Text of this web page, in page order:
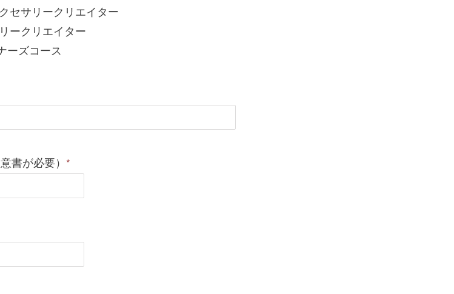
セサリークリエイター
ークリエイター
ーズコース
書が必要） *